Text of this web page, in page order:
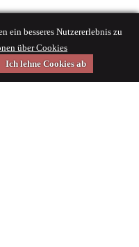
ein besseres Nutzererlebnis zu
über Cookies
Ich lehne Cookies ab